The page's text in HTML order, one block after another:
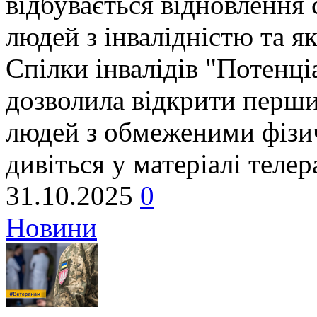
людей з інвалідністю та
Спілки інвалідів
дозволила відкрити
людей з обмеженими
дивіться у матеріалі
31.10.2025 0
Новини